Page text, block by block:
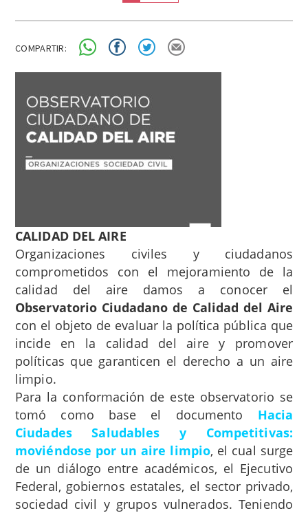
COMPARTIR:
CALIDAD DEL AIRE
Organizaciones civiles y ciudadanos
comprometidos con el mejoramiento de la
calidad del aire damos a conocer el
Observatorio Ciudadano de Calidad del Aire
con el objeto de evaluar la política pública que
incide en la calidad del aire y promover
políticas que garanticen el derecho a un aire
limpio.
Para la conformación de este observatorio se
tomó como base el documento Hacia
Ciudades Saludables y Competitivas:
moviéndose por un aire limpio, el cual surge
de un diálogo entre académicos, el Ejecutivo
Federal, gobiernos estatales, el sector privado,
sociedad civil y grupos vulnerados. Teniendo